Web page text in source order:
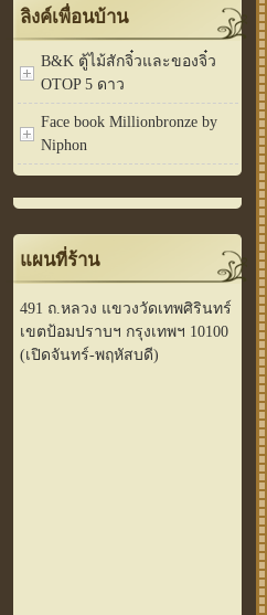
ลิงค์เพื่อนบ้าน
B&K ตู้ไม้สักจิ๋วและของจิ๋ว
OTOP 5 ดาว
Face book Millionbronze by
Niphon
แผนที่ร้าน
491 ถ.หลวง แขวงวัดเทพศิรินทร์
เขตป้อมปราบฯ กรุงเทพฯ 10100
(เปิดจันทร์-พฤหัสบดี)